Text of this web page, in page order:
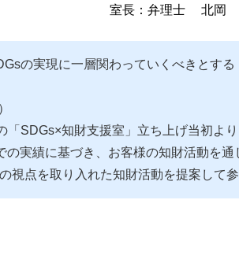
室長：弁理士 北岡
の実現に一層関わっていくべきとする
SDGs×知財支援室」立ち上げ当初よ
実績に基づき、お客様の知財活動を通
点を取り入れた知財活動を提案して参